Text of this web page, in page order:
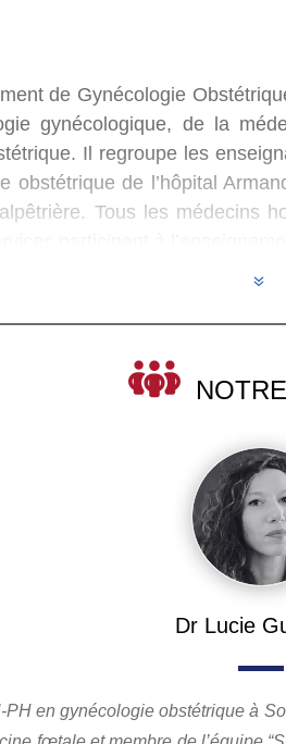
de Gynécologie
gynécologique, de la
Il regroupe les
obstétrique de l’hôpital
Tous les médecins
7
Dr Lucie
en gynécologie obstétrique à